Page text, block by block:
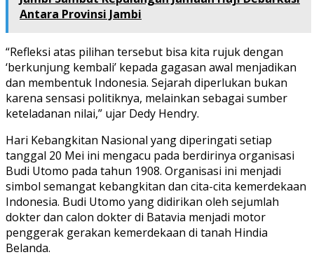
Antara Provinsi Jambi
“Refleksi atas pilihan tersebut bisa kita rujuk dengan
‘berkunjung kembali’ kepada gagasan awal menjadikan
dan membentuk Indonesia. Sejarah diperlukan bukan
karena sensasi politiknya, melainkan sebagai sumber
keteladanan nilai,” ujar Dedy Hendry.
Hari Kebangkitan Nasional yang diperingati setiap
tanggal 20 Mei ini mengacu pada berdirinya organisasi
Budi Utomo pada tahun 1908. Organisasi ini menjadi
simbol semangat kebangkitan dan cita-cita kemerdekaan
Indonesia. Budi Utomo yang didirikan oleh sejumlah
dokter dan calon dokter di Batavia menjadi motor
penggerak gerakan kemerdekaan di tanah Hindia
Belanda.